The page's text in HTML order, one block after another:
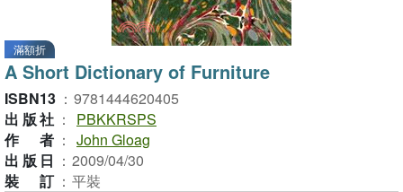
滿額折
A Short Dictionary of Furniture
ISBN13 ： 9781444620405
出版社 ：
PBKKRSPS
作者 ： John Gloag
出版日 ： 2009/04/30
裝訂 ： 平裝